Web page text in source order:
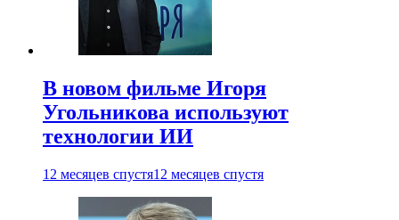
В новом фильме Игоря
Угольникова используют
технологии ИИ
12 месяцев спустя12 месяцев спустя